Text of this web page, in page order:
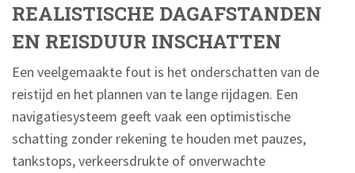
REALISTISCHE DAGAFSTANDEN
EN REISDUUR INSCHATTEN
Een veelgemaakte fout is het onderschatten van de
reistijd en het plannen van te lange rijdagen. Een
navigatiesysteem geeft vaak een optimistische
schatting zonder rekening te houden met pauzes,
tankstops, verkeersdrukte of onverwachte